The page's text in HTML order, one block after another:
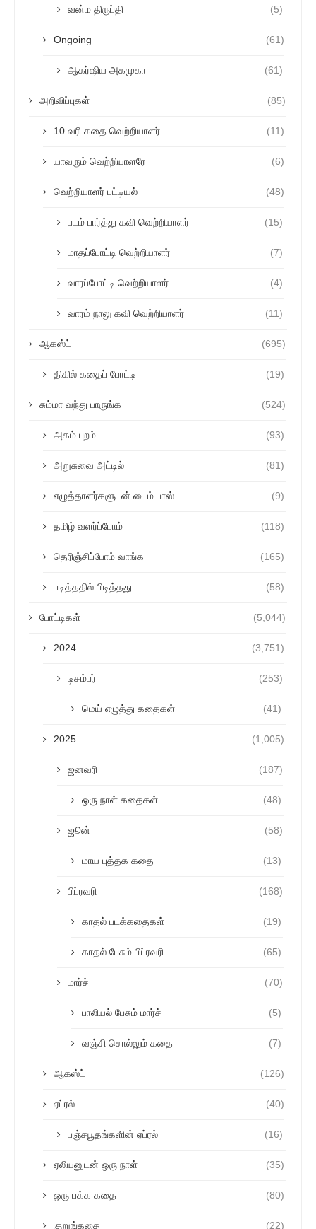
வன்ம திருப்தி (5)
Ongoing (61)
ஆகர்ஷிய அகமுகா (61)
அறிவிப்புகள் (85)
10 வரி கதை வெற்றியாளர் (11)
யாவரும் வெற்றியாளரே (6)
வெற்றியாளர் பட்டியல் (48)
படம் பார்த்து கவி வெற்றியாளர் (15)
மாதப்போட்டி வெற்றியாளர் (7)
வாரப்போட்டி வெற்றியாளர் (4)
வாரம் நாலு கவி வெற்றியாளர் (11)
ஆகஸ்ட் (695)
திகில் கதைப் போட்டி (19)
சும்மா வந்து பாருங்க (524)
அகம் புறம் (93)
அறுசுவை அட்டில் (81)
எழுத்தாளர்களுடன் டைம் பாஸ் (9)
தமிழ் வளர்ப்போம் (118)
தெரிஞ்சிப்போம் வாங்க (165)
படித்ததில் பிடித்தது (58)
போட்டிகள் (5,044)
2024 (3,751)
டிசம்பர் (253)
மெய் எழுத்து கதைகள் (41)
2025 (1,005)
ஜனவரி (187)
ஒரு நாள் கதைகள் (48)
ஜூன் (58)
மாய புத்தக கதை (13)
பிப்ரவரி (168)
காதல் படக்கதைகள் (19)
காதல் பேசும் பிப்ரவரி (65)
மார்ச் (70)
பாலியல் பேசும் மார்ச் (5)
வஞ்சி சொல்லும் கதை (7)
ஆகஸ்ட் (126)
ஏப்ரல் (40)
பஞ்சபூதங்களின் ஏப்ரல் (16)
ஏலியனுடன் ஒரு நாள் (35)
ஒரு பக்க கதை (80)
குறுங்கதை (22)